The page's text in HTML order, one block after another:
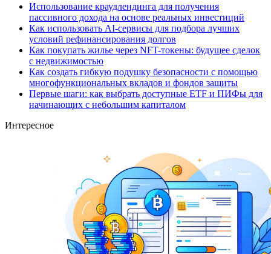
Использование краудлендинга для получения
пассивного дохода на основе реальных инвестиций
Как использовать AI-сервисы для подбора лучших
условий рефинансирования долгов
Как покупать жилье через NFT-токены: будущее сделок
с недвижимостью
Как создать гибкую подушку безопасности с помощью
многофункциональных вкладов и фондов защиты
Первые шаги: как выбрать доступные ETF и ПИФы для
начинающих с небольшим капиталом
Интересное